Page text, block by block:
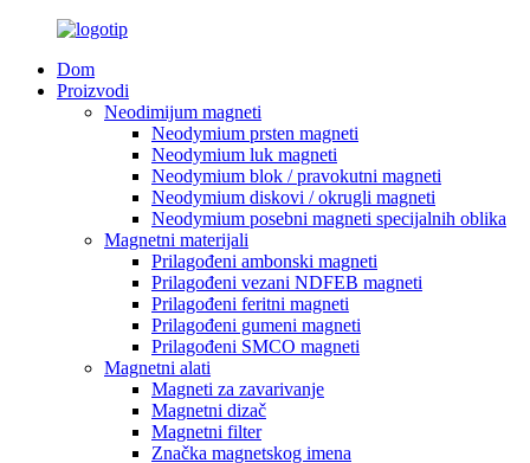
Dom
Proizvodi
Neodimijum magneti
Neodymium prsten magneti
Neodymium luk magneti
Neodymium blok / pravokutni magneti
Neodymium diskovi / okrugli magneti
Neodymium posebni magneti specijalnih oblika
Magnetni materijali
Prilagođeni ambonski magneti
Prilagođeni vezani NDFEB magneti
Prilagođeni feritni magneti
Prilagođeni gumeni magneti
Prilagođeni SMCO magneti
Magnetni alati
Magneti za zavarivanje
Magnetni dizač
Magnetni filter
Značka magnetskog imena